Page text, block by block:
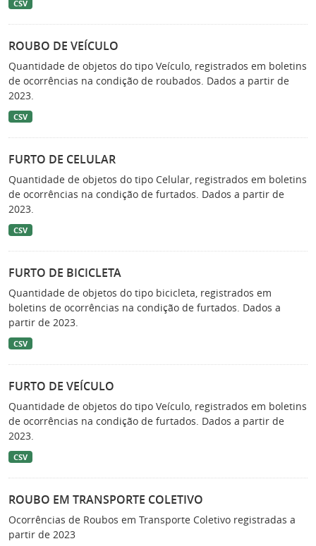
CSV
ROUBO DE VEÍCULO
Quantidade de objetos do tipo Veículo, registrados em boletins
de ocorrências na condição de roubados. Dados a partir de
2023.
CSV
FURTO DE CELULAR
Quantidade de objetos do tipo Celular, registrados em boletins
de ocorrências na condição de furtados. Dados a partir de
2023.
CSV
FURTO DE BICICLETA
Quantidade de objetos do tipo bicicleta, registrados em
boletins de ocorrências na condição de furtados. Dados a
partir de 2023.
CSV
FURTO DE VEÍCULO
Quantidade de objetos do tipo Veículo, registrados em boletins
de ocorrências na condição de furtados. Dados a partir de
2023.
CSV
ROUBO EM TRANSPORTE COLETIVO
Ocorrências de Roubos em Transporte Coletivo registradas a
partir de 2023